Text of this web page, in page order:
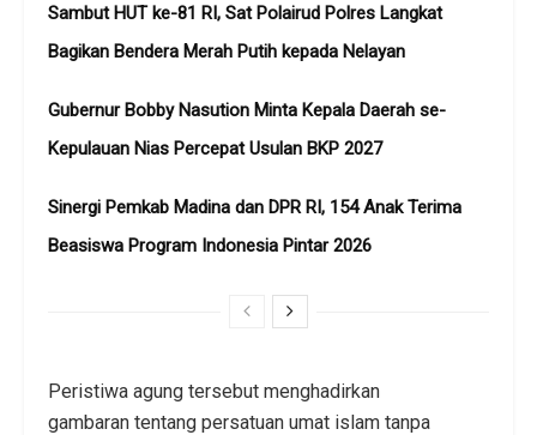
Sambut HUT ke-81 RI, Sat Polairud Polres Langkat
Bagikan Bendera Merah Putih kepada Nelayan
Gubernur Bobby Nasution Minta Kepala Daerah se-
Kepulauan Nias Percepat Usulan BKP 2027
Sinergi Pemkab Madina dan DPR RI, 154 Anak Terima
Beasiswa Program Indonesia Pintar 2026
Peristiwa agung tersebut menghadirkan
gambaran tentang persatuan umat islam tanpa